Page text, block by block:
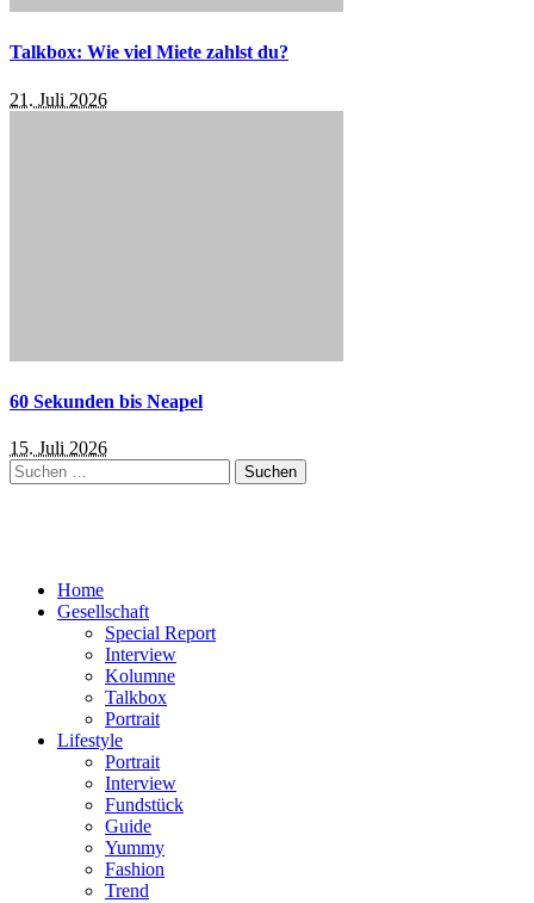
Talkbox: Wie viel Miete zahlst du?
21. Juli 2026
60 Sekunden bis Neapel
15. Juli 2026
Suchen
nach:
Home
Gesellschaft
Special Report
Interview
Kolumne
Talkbox
Portrait
Lifestyle
Portrait
Interview
Fundstück
Guide
Yummy
Fashion
Trend